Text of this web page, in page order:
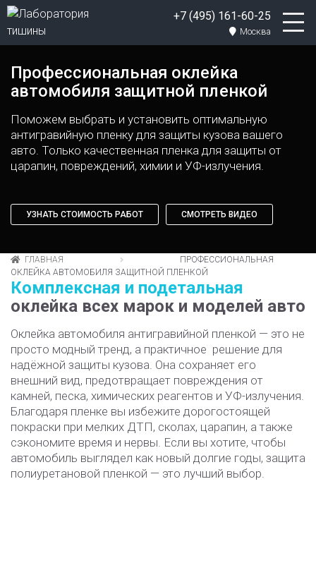
+7 (495) 161-60-25
Москва
Профессиональная оклейка
автомобиля защитной пленкой
Поможем выбрать и установить оптимальную
антигравийную пленку для защиты кузова вашего
авто. Только качественная пленка для защиты от
царапин, повреждений, химии и УФ-излучения.
УЗНАТЬ СТОИМОСТЬ РАБОТ СМОТРЕТЬ ВИДЕО
ГЛАВНАЯ
ПРОФЕССИОНАЛЬНАЯ
ОКЛЕЙКА АВТОМОБИЛЯ ЗАЩИТНОЙ ПЛЕНКОЙ
Комплексная и подетальная
оклейка всех марок и моделей авто
Оклейка автомобиля антигравийной пленкой — это не
просто модный тренд, а практичное решение для
надёжной защиты кузова. Она сохраняет его
внешний вид, предотвращает повреждения от
камней, песка, химических реагентов и УФ-излучения.
Благодаря пленке вы избежите дорогостоящей
покраски при мелких ДТП, сколах, царапин, а также
сэкономите время и нервы. Если вы хотите, чтобы
автомобиль выглядел как новый долгие годы, защита
полиуретановой пленкой — это лучший выбор.